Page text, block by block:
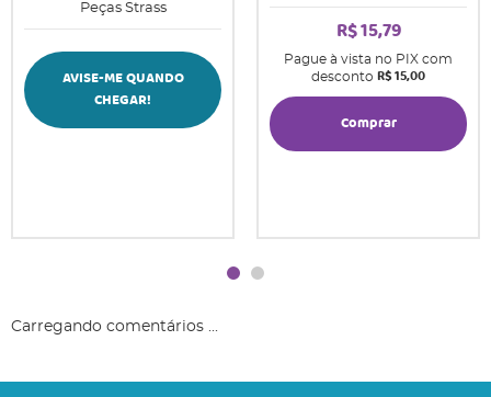
Peças Strass
AVISE-ME QUANDO
CHEGAR!
R$ 15,79
Pague à vista no PIX com
desconto R$ 15,00
Comprar
Carregando comentários ...